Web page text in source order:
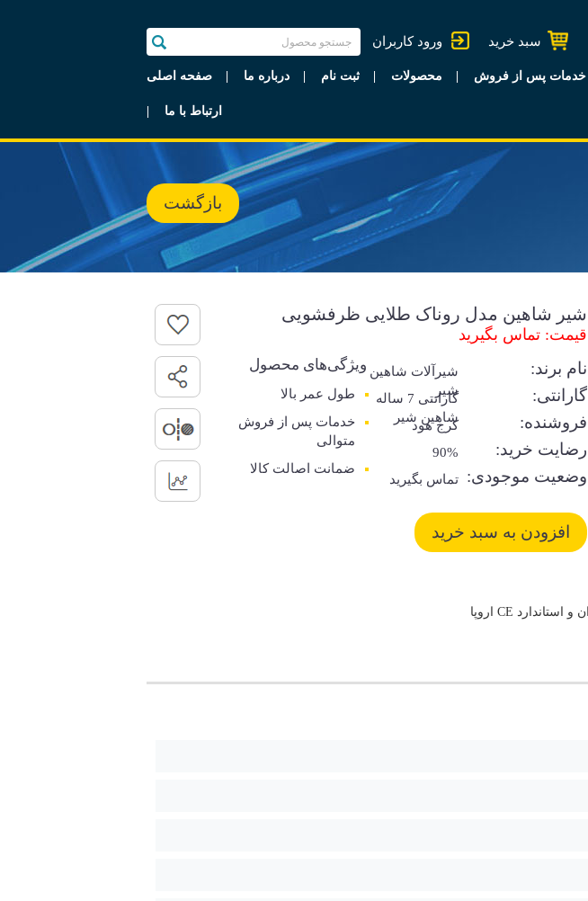
ورود کاربران سبد خرید
صفحه اصلی درباره ما ثبت نام محصولات خدمات پس از فروش
ارتباط با ما
بازگشت
شیر شاهین مدل روناک طلایی ظرفشویی
قیمت: تماس بگیرید
نام برند:
شیرآلات شاهین
شیر
گارانتی:
گارانتی 7 ساله
شاهین شیر
فروشنده: کرج هود
رضایت خرید: 90%
وضعیت موجودی: تماس بگیرید
ویژگی‌های محصول
طول عمر بالا
خدمات پس از فروش
متوالی
ضمانت اصالت کالا